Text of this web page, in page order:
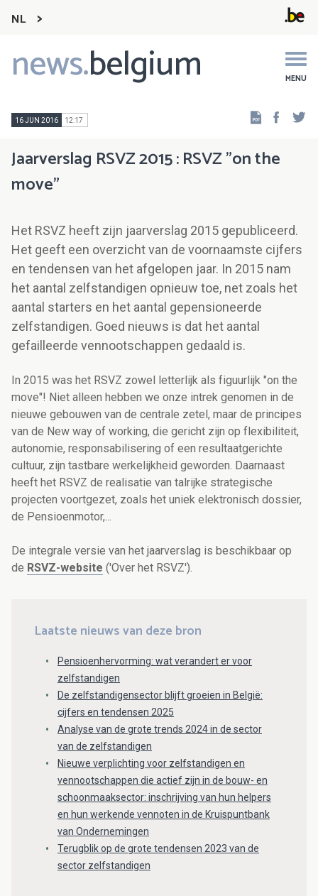
NL
news.belgium MENU
Main
navigation
16 JUN 2016 12:17
Jaarverslag RSVZ 2015 : RSVZ "on the
move"
Het RSVZ heeft zijn jaarverslag 2015 gepubliceerd.
Het geeft een overzicht van de voornaamste cijfers
en tendensen van het afgelopen jaar. In 2015 nam
het aantal zelfstandigen opnieuw toe, net zoals het
aantal starters en het aantal gepensioneerde
zelfstandigen. Goed nieuws is dat het aantal
gefailleerde vennootschappen gedaald is.
In 2015 was het RSVZ zowel letterlijk als figuurlijk "on the
move"! Niet alleen hebben we onze intrek genomen in de
nieuwe gebouwen van de centrale zetel, maar de principes
van de New way of working, die gericht zijn op flexibiliteit,
autonomie, responsabilisering of een resultaatgerichte
cultuur, zijn tastbare werkelijkheid geworden. Daarnaast
heeft het RSVZ de realisatie van talrijke strategische
projecten voortgezet, zoals het uniek elektronisch dossier,
de Pensioenmotor,...
De integrale versie van het jaarverslag is beschikbaar op
de RSVZ-website ('Over het RSVZ').
Laatste nieuws van deze bron
Pensioenhervorming: wat verandert er voor
zelfstandigen
De zelfstandigensector blijft groeien in België:
cijfers en tendensen 2025
Analyse van de grote trends 2024 in de sector
van de zelfstandigen
Nieuwe verplichting voor zelfstandigen en
vennootschappen die actief zijn in de bouw- en
schoonmaaksector: inschrijving van hun helpers
en hun werkende vennoten in de Kruispuntbank
van Ondernemingen
Terugblik op de grote tendensen 2023 van de
sector zelfstandigen